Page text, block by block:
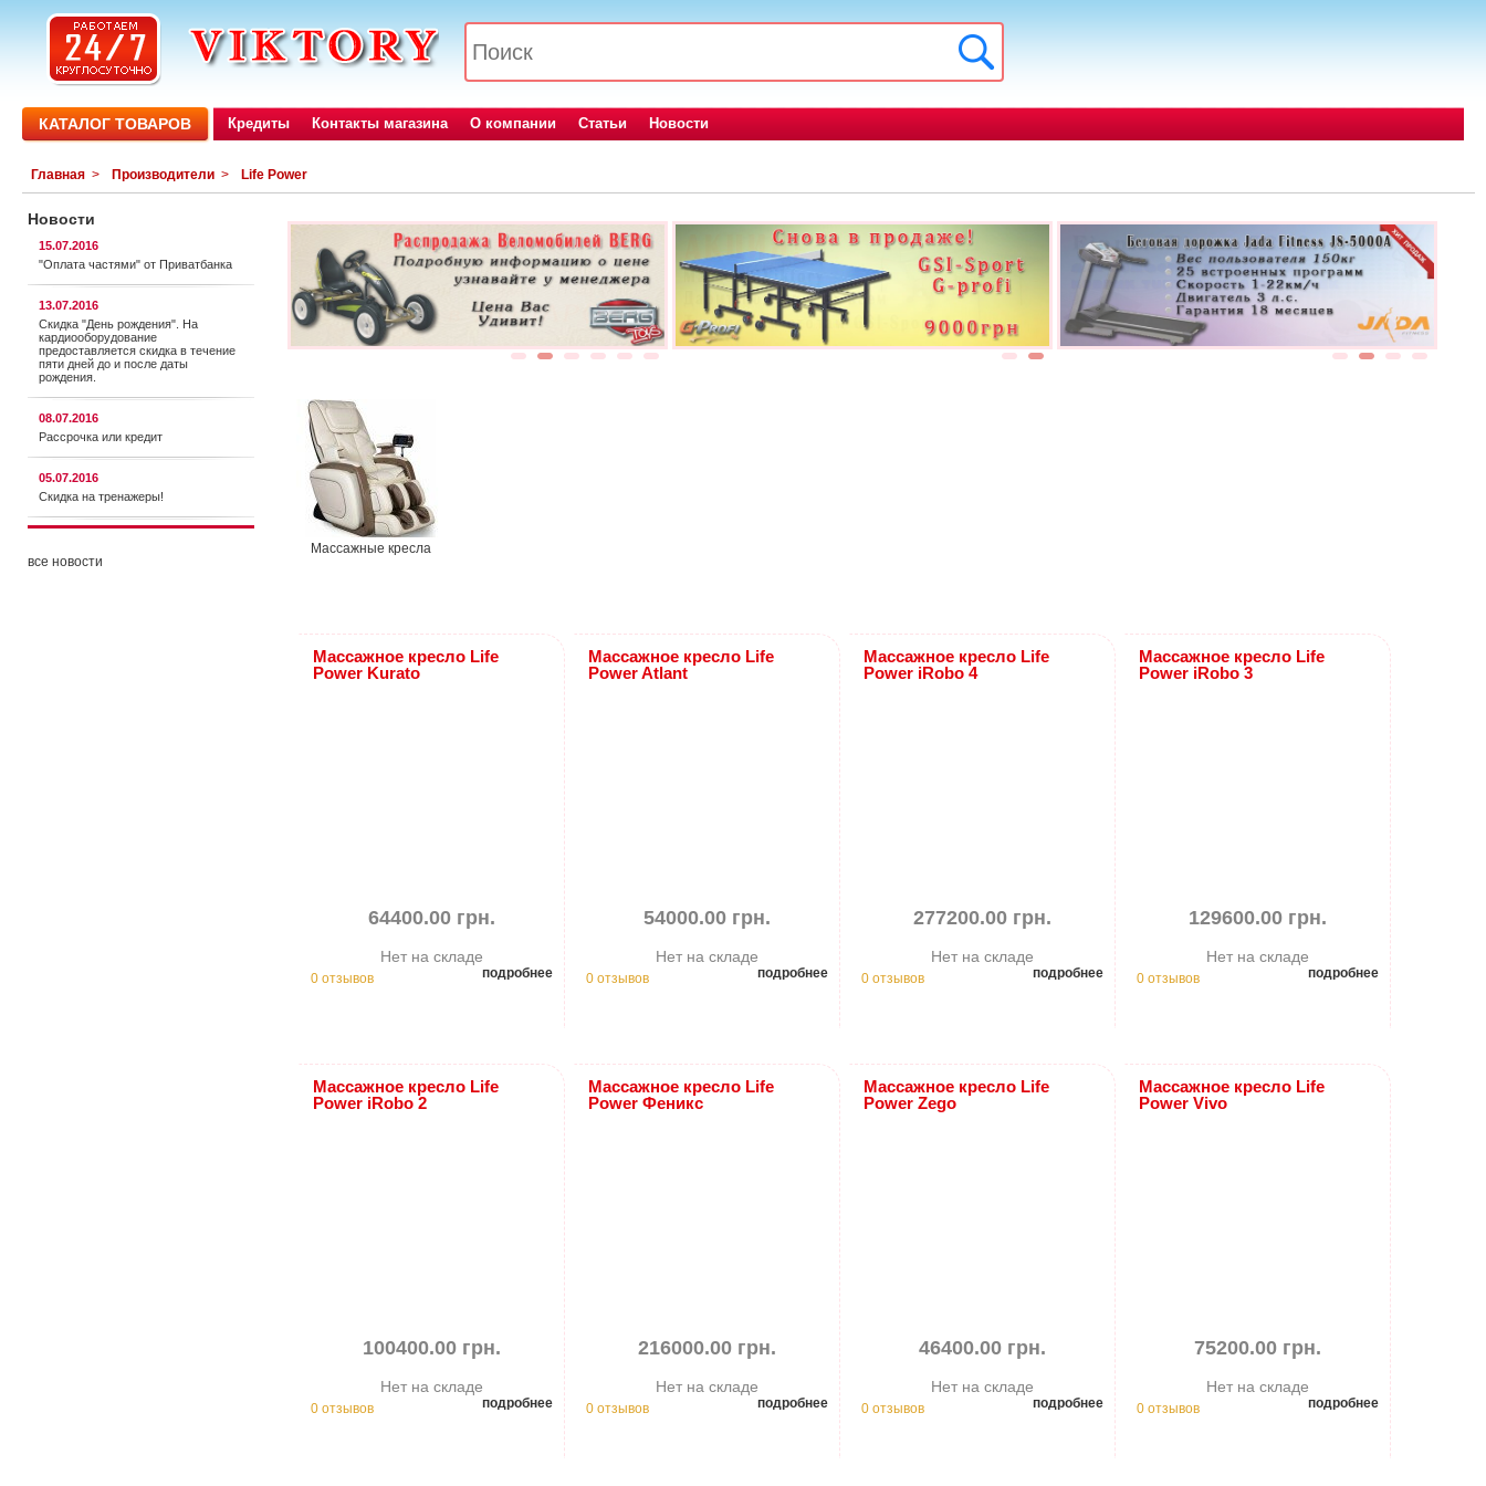
КАТАЛОГ ТОВАРОВ Кредиты Контакты магазина О компании Статьи Новости
Главная > Производители > Life Power
Новости
15.07.2016
"Оплата частями" от Приватбанка
13.07.2016
Скидка "День рождения". На
кардиооборудование
предоставляется cкидка в течение
пяти дней до и после даты
рождения.
08.07.2016
Рассрочка или кредит
05.07.2016
Скидка на тренажеры!
все новости
1 2 3 4 5 6 1 2 1 2 3 4
Массажные кресла
Массажное кресло Life
Power Kurato
64400.00 грн.
Нет на складе
0 отзывов подробнее
Массажное кресло Life
Power Atlant
54000.00 грн.
Нет на складе
0 отзывов подробнее
Массажное кресло Life
Power iRobo 4
277200.00 грн.
Нет на складе
0 отзывов подробнее
Массажное кресло Life
Power iRobo 3
129600.00 грн.
Нет на складе
0 отзывов подробнее
Массажное кресло Life
Power iRobo 2
100400.00 грн.
Нет на складе
0 отзывов подробнее
Массажное кресло Life
Power Феникс
216000.00 грн.
Нет на складе
0 отзывов подробнее
Массажное кресло Life
Power Zego
46400.00 грн.
Нет на складе
0 отзывов подробнее
Массажное кресло Life
Power Vivo
75200.00 грн.
Нет на складе
0 отзывов подробнее